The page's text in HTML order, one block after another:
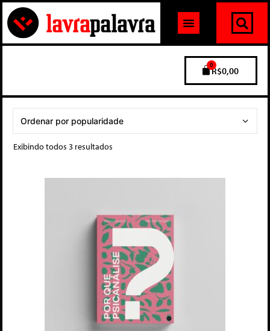
R$0,00
0
Exibindo todos 3 resultados